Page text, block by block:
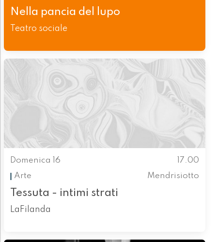
Nella pancia del lupo
Teatro sociale
Domenica 16
17.00
Arte
Mendrisiotto
Tessuta - intimi strati
LaFilanda